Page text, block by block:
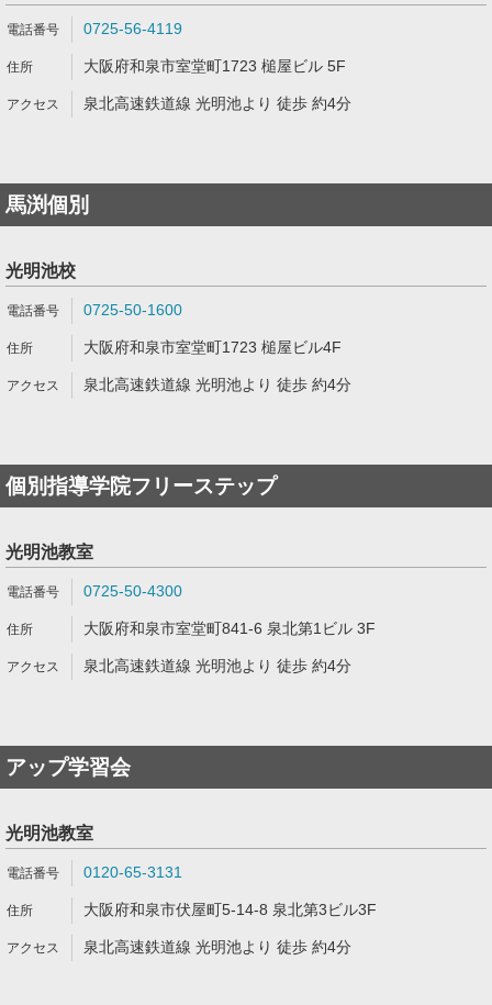
0725-56-4119
大阪府和泉市室堂町1723 槌屋ビル 5F
泉北高速鉄道線 光明池より 徒歩 約4分
馬渕個別
光明池校
0725-50-1600
大阪府和泉市室堂町1723 槌屋ビル4F
泉北高速鉄道線 光明池より 徒歩 約4分
個別指導学院フリーステップ
光明池教室
0725-50-4300
大阪府和泉市室堂町841-6 泉北第1ビル 3F
泉北高速鉄道線 光明池より 徒歩 約4分
アップ学習会
光明池教室
0120-65-3131
大阪府和泉市伏屋町5-14-8 泉北第3ビル3F
泉北高速鉄道線 光明池より 徒歩 約4分